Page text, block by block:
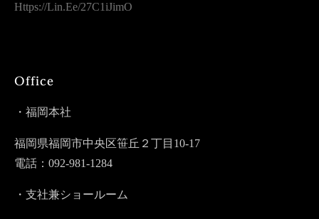
Https://lin.ee/27C1iJimO
Office
・福岡本社
福岡県福岡市中央区笹丘２丁目10-17
電話：092-981-1284
・支社兼ショールーム